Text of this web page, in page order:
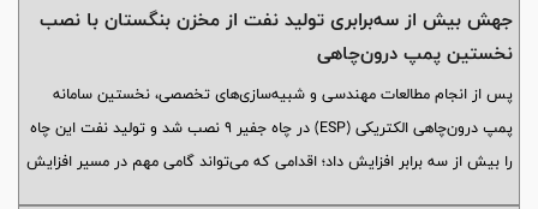
جهش بیش از سه‌برابری تولید نفت از مخزن بنگستان با نصب
نخستین پمپ درون‌چاهی
پس از انجام مطالعات مهندسی و شبیه‌سازی‌های تخصصی، نخستین سامانه
پمپ درون‌چاهی الکتریکی (ESP) در چاه جفیر ۹ نصب شد و تولید نفت این چاه
را بیش از سه برابر افزایش داد؛ اقدامی که می‌تواند گامی مهم در مسیر افزایش